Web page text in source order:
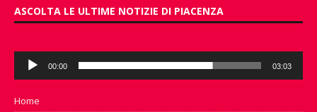
ASCOLTA LE ULTIME NOTIZIE DI PIACENZA
Audio
Player
00:00 03:03
Home